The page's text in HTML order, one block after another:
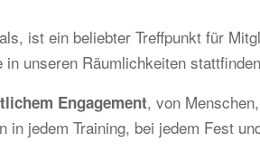
ist ein beliebter Treffpunkt für
unseren Räumlichkeiten
Engagement, von
in jedem Training, bei jedem Fest